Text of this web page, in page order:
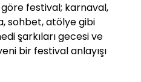
festival; karnaval,
sohbet, atölye gibi
şarkıları gecesi ve
bir festival anlayışı